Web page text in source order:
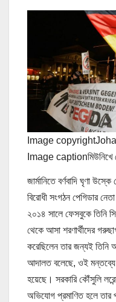
Image copyright
Image captionমিউনিখে
জার্মানিতে বর্ণবাদি ঘৃণা
বিরোধী সংগঠন পেগিডার
২০১৪ সালে ফেসবুকে তিনি
থেকে আসা শরণার্থীদের
করেছিলেন তার জন্যই তিনি
আদালত বলেছে, ওই মন্তব্যে
হয়েছে। সরকারি কৌঁসুলি
অভিযোগ প্রমাণিত হলে তার